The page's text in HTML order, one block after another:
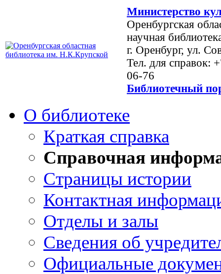
Министерство
Оренбургская
научная
г. Оренбург, ул.
Тел. для справок:
06-76
Библиотечный
О библиотеке
Краткая справка
Справочная
Страницы истории
Контактная
Отделы и залы
Сведения об
Официальные